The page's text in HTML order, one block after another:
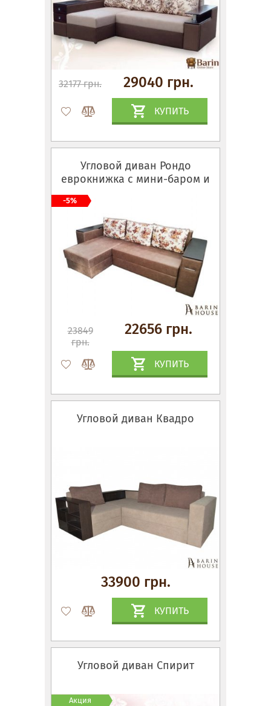
32177 грн. 29040 грн.
КУПИТЬ
Угловой диван Рондо
еврокнижка с мини-баром и
23849
грн.
22656 грн.
КУПИТЬ
-5%
Угловой диван Квадро
33900 грн.
КУПИТЬ
Угловой диван Спирит
Акция